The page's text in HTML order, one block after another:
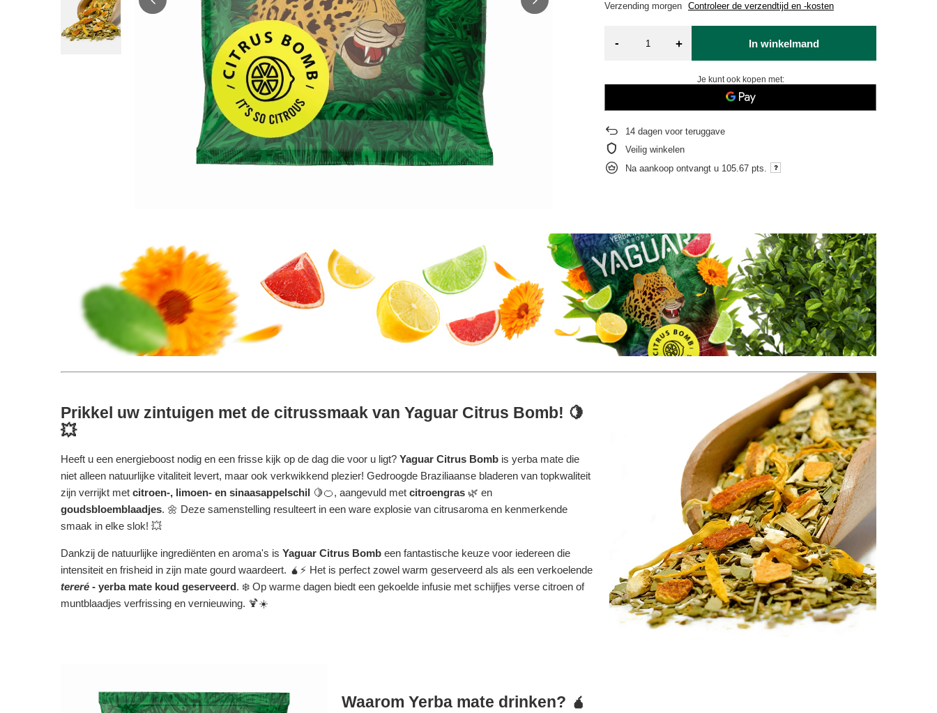
Verzendingmorgen Controleer de verzendtijd en -kosten
- + In winkelmand
Je kunt ook kopen met:
14 dagen voor teruggave
Veilig winkelen
Na aankoop ontvangt u 105.67 pts.
Prikkel uw zintuigen met de citrussmaak van Yaguar Citrus Bomb! 🍋
💥
Heeft u een energieboost nodig en een frisse kijk op de dag die voor u ligt? Yaguar Citrus Bomb is yerba mate die
niet alleen natuurlijke vitaliteit levert, maar ook verkwikkend plezier! Gedroogde Braziliaanse bladeren van topkwaliteit
zijn verrijkt met citroen-, limoen- en sinaasappelschil 🍋🍊, aangevuld met citroengras 🌿 en
goudsbloemblaadjes. 🌼 Deze samenstelling resulteert in een ware explosie van citrusaroma en kenmerkende
smaak in elke slok! 💥
Dankzij de natuurlijke ingrediënten en aroma's is Yaguar Citrus Bomb een fantastische keuze voor iedereen die
intensiteit en frisheid in zijn mate gourd waardeert. 🧉⚡ Het is perfect zowel warm geserveerd als als een verkoelende
tereré - yerba mate koud geserveerd. ❄️ Op warme dagen biedt een gekoelde infusie met schijfjes verse citroen of
muntblaadjes verfrissing en vernieuwing. 🍹☀️
Waarom Yerba mate drinken? 🧉